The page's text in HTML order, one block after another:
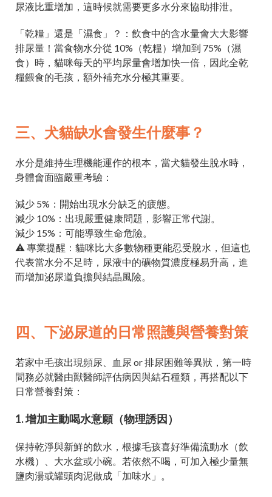
尿液比重增加，這時候就需要更多水分來協助排泄。
「乾糧」還是「濕食」？：飲食中的含水量會大大影響
排尿量！當食物水分從 10%（乾糧）增加到 75%（濕
食）時，貓咪每天的平均尿量會增加快一倍，因此全乾
糧餵食的毛孩，額外補充水分極其重要。
三、犬貓缺水會發生什麼事？
水分是維持生理機能運作的根本，當犬貓發生脫水時，
身體會面臨嚴重考驗：
減少 5%：開始出現水分缺乏的疲態。
減少 10%：出現嚴重健康問題，影響正常代謝。
減少 15%：可能導致生命危險。
⚠️ 專業提醒：貓咪比大多數物種更能忍受脫水，但這也
代表當水分不足時，尿液中的礦物質濃度極易升高，進
而增加泌尿道負擔與結晶風險。
四、下泌尿道的日常照護與營養對策
若家中毛孩出現頻尿、血尿 or 排尿困難等異狀，第一時
間務必就醫由獸醫師評估病因與結石種類，再搭配以下
日常營養對策：
1. 增加主動喝水意願（物理誘因）
保持乾淨與新鮮的飲水，根據毛孩喜好準備流動水（飲
水機）、大水盆或小碗。若依然不喝，可加入極少量無
鹽肉湯或罐頭肉泥做成「加味水」。